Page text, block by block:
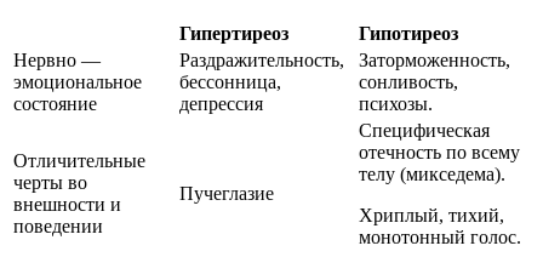
Гипертиреоз
Гипотиреоз
Нервно —
эмоциональное
состояние
Раздражительность,
бессонница,
депрессия
Заторможенность,
сонливость,
психозы.
Отличительные
черты во
внешности и
поведении
Пучеглазие
Специфическая
отечность по всему
телу (микседема).
Хриплый, тихий,
монотонный голос.